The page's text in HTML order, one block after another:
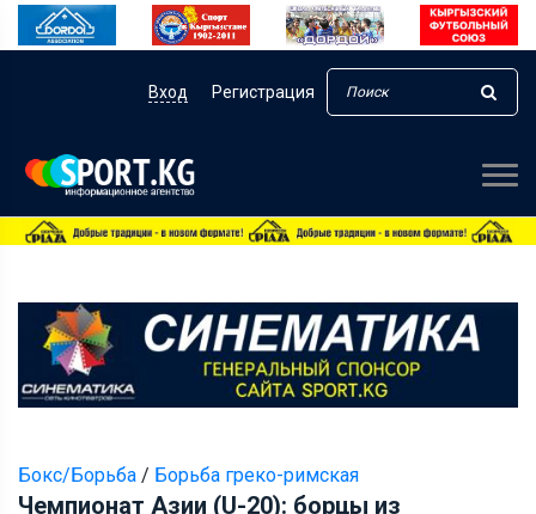
Вход Регистрация
Бокс/Борьба / Борьба греко-римская
Чемпионат Азии (U-20): борцы из